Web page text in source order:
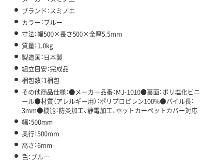
ブランド：スミノエ
カラー：ブルー
寸法：幅500×長さ500×全厚5.5mm
質量：1.0kg
製造国：日本製
組立目安：完成品
梱包数：1梱包
その他商品仕様：●メーカー品番：MJ-1010●裏面：ポリ塩化ビニ
ール●材質（アレルギー用）：ポリプロピレン100%●パイル長：
3mm●機能：防炎加工、静電加工、ホットカーペットカバー対応
幅：500mm
奥行：500mm
高さ：6mm
色：ブルー